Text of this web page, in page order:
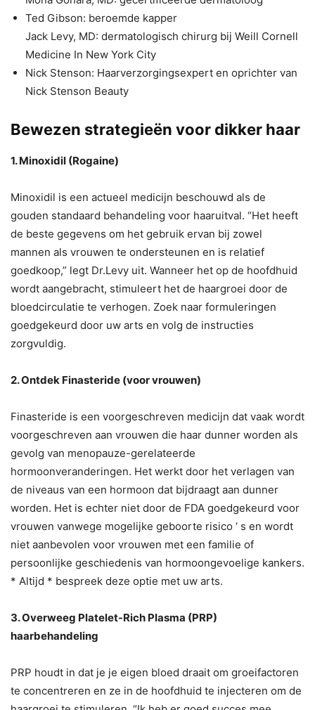
Ted Gibson: beroemde kapper
Jack Levy, MD: dermatologisch chirurg bij Weill Cornell
Medicine In New York City
Nick Stenson: Haarverzorgingsexpert en oprichter van
Nick Stenson Beauty
Bewezen strategieën voor dikker haar
1. Minoxidil (Rogaine)
Minoxidil is een actueel medicijn beschouwd als de
gouden standaard behandeling voor haaruitval. “Het heeft
de beste gegevens om het gebruik ervan bij zowel
mannen als vrouwen te ondersteunen en is relatief
goedkoop,” legt Dr.Levy uit. Wanneer het op de hoofdhuid
wordt aangebracht, stimuleert het de haargroei door de
bloedcirculatie te verhogen. Zoek naar formuleringen
goedgekeurd door uw arts en volg de instructies
zorgvuldig.
2. Ontdek Finasteride (voor vrouwen)
Finasteride is een voorgeschreven medicijn dat vaak wordt
voorgeschreven aan vrouwen die haar dunner worden als
gevolg van menopauze-gerelateerde
hormoonveranderingen. Het werkt door het verlagen van
de niveaus van een hormoon dat bijdraagt aan dunner
worden. Het is echter niet door de FDA goedgekeurd voor
vrouwen vanwege mogelijke geboorte risico ‘ s en wordt
niet aanbevolen voor vrouwen met een familie of
persoonlijke geschiedenis van hormoongevoelige kankers.
* Altijd * bespreek deze optie met uw arts.
3. Overweeg Platelet-Rich Plasma (PRP)
haarbehandeling
PRP houdt in dat je je eigen bloed draait om groeifactoren
te concentreren en ze in de hoofdhuid te injecteren om de